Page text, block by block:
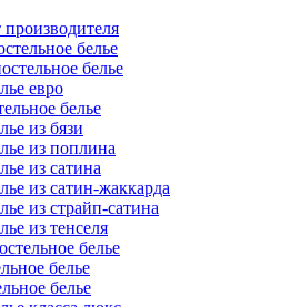
производителя
белье
белье
евро
белье
из бязи
из поплина
из сатина
из сатин-жаккарда
из страйп-сатина
из тенселя
белье
белье
белье